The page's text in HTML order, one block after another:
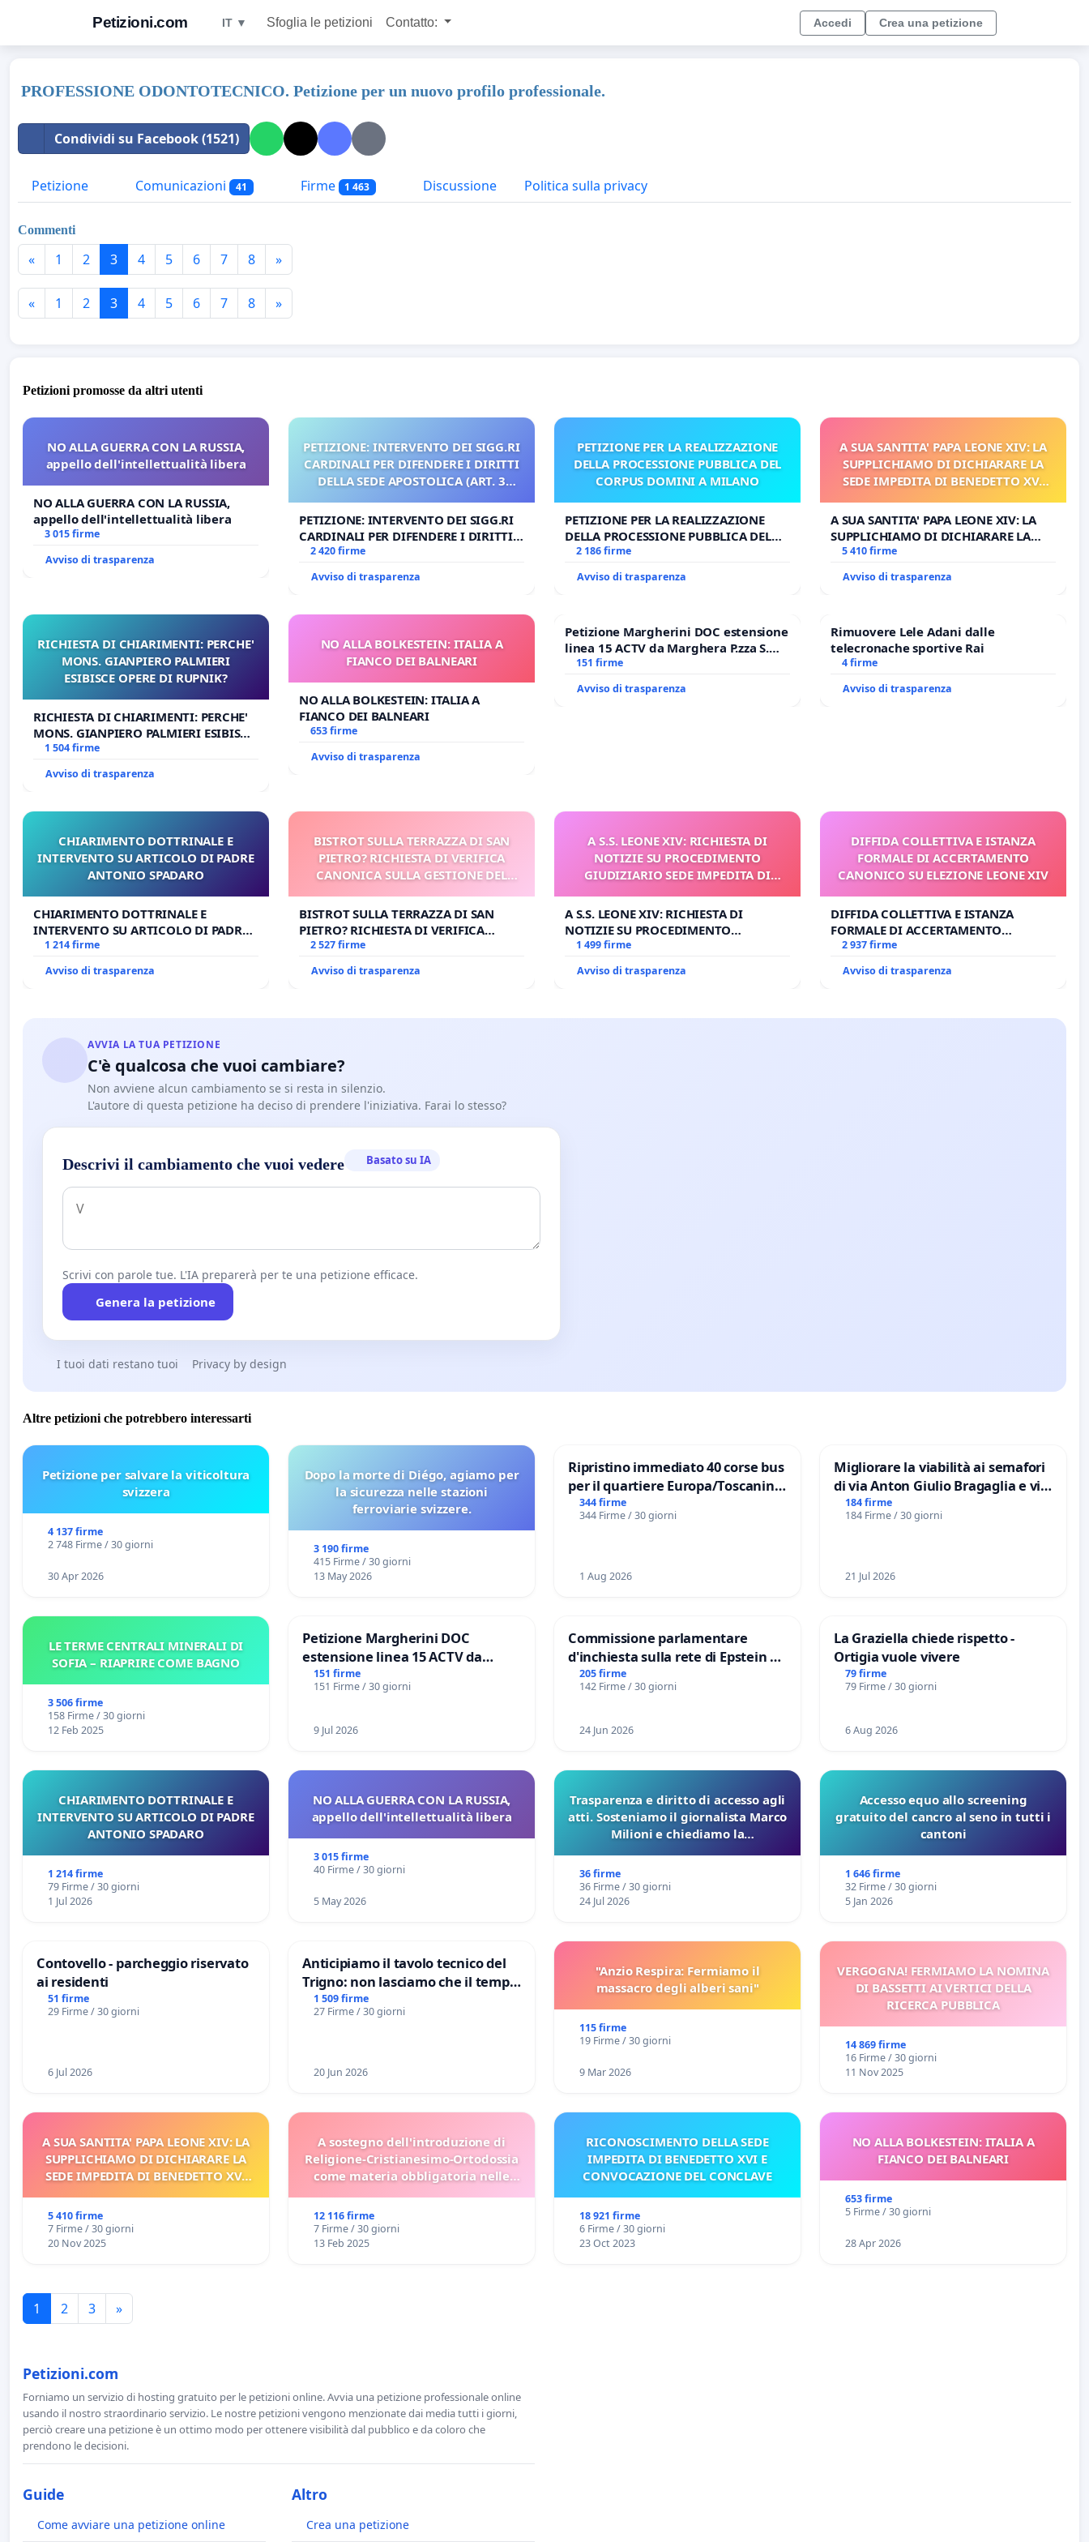
Petizioni.com IT ▼ Sfoglia le petizioni Contatto: Accedi Crea una petizione
PROFESSIONE ODONTOTECNICO. Petizione per un nuovo profilo professionale.
Condividi su Facebook (1521)
Petizione Comunicazioni 41 Firme 1 463 Discussione Politica sulla privacy
Commenti
« 1 2 3 4 5 6 7 8 »
« 1 2 3 4 5 6 7 8 »
Petizioni promosse da altri utenti
NO ALLA GUERRA CON LA RUSSIA,
appello dell'intellettualità libera
NO ALLA GUERRA CON LA RUSSIA,
appello dell'intellettualità libera
3 015 firme
Avviso di trasparenza
PETIZIONE: INTERVENTO DEI SIGG.RI
CARDINALI PER DIFENDERE I DIRITTI
DELLA SEDE APOSTOLICA (ART. 3
PETIZIONE: INTERVENTO DEI SIGG.RI
CARDINALI PER DIFENDERE I DIRITTI
DELLA SEDE APOSTOLICA (ART. 3 UDG)
2 420 firme
Avviso di trasparenza
PETIZIONE PER LA REALIZZAZIONE
DELLA PROCESSIONE PUBBLICA DEL
CORPUS DOMINI A MILANO
PETIZIONE PER LA REALIZZAZIONE
DELLA PROCESSIONE PUBBLICA DEL
CORPUS DOMINI A MILANO
2 186 firme
Avviso di trasparenza
A SUA SANTITA' PAPA LEONE XIV: LA
SUPPLICHIAMO DI DICHIARARE LA
SEDE IMPEDITA DI BENEDETTO XVI
PROCESSO
A SUA SANTITA' PAPA LEONE XIV: LA
SUPPLICHIAMO DI DICHIARARE LA
SEDE IMPEDITA DI BENEDETTO XVI E/O
5 410 firme
Avviso di trasparenza
RICHIESTA DI CHIARIMENTI: PERCHE'
MONS. GIANPIERO PALMIERI
ESIBISCE OPERE DI RUPNIK?
RICHIESTA DI CHIARIMENTI: PERCHE'
MONS. GIANPIERO PALMIERI ESIBISCE
OPERE DI RUPNIK?
1 504 firme
Avviso di trasparenza
NO ALLA BOLKESTEIN: ITALIA A
FIANCO DEI BALNEARI
NO ALLA BOLKESTEIN: ITALIA A
FIANCO DEI BALNEARI
653 firme
Avviso di trasparenza
Petizione Margherini DOC estensione
linea 15 ACTV da Marghera P.zza S.
Antonio all'aeroporto Marco Polo
151 firme
Avviso di trasparenza
Rimuovere Lele Adani dalle
telecronache sportive Rai
4 firme
Avviso di trasparenza
CHIARIMENTO DOTTRINALE E
INTERVENTO SU ARTICOLO DI PADRE
ANTONIO SPADARO
CHIARIMENTO DOTTRINALE E
INTERVENTO SU ARTICOLO DI PADRE
ANTONIO SPADARO
1 214 firme
Avviso di trasparenza
BISTROT SULLA TERRAZZA DI SAN
PIETRO? RICHIESTA DI VERIFICA
CANONICA SULLA GESTIONE DEL
BISTROT SULLA TERRAZZA DI SAN
PIETRO? RICHIESTA DI VERIFICA
CANONICA SULLA GESTIONE DEL
2 527 firme
Avviso di trasparenza
A S.S. LEONE XIV: RICHIESTA DI
NOTIZIE SU PROCEDIMENTO
GIUDIZIARIO SEDE IMPEDITA DI
A S.S. LEONE XIV: RICHIESTA DI
NOTIZIE SU PROCEDIMENTO
GIUDIZIARIO SEDE IMPEDITA DI
1 499 firme
Avviso di trasparenza
DIFFIDA COLLETTIVA E ISTANZA
FORMALE DI ACCERTAMENTO
CANONICO SU ELEZIONE LEONE XIV
DIFFIDA COLLETTIVA E ISTANZA
FORMALE DI ACCERTAMENTO
CANONICO SU ELEZIONE LEONE XIV
2 937 firme
Avviso di trasparenza
AVVIA LA TUA PETIZIONE
C'è qualcosa che vuoi cambiare?
Non avviene alcun cambiamento se si resta in silenzio.
L'autore di questa petizione ha deciso di prendere l'iniziativa. Farai lo stesso?
Descrivi il cambiamento che vuoi vedere Basato su IA
Scrivi con parole tue. L'IA preparerà per te una petizione efficace.
Genera la petizione
I tuoi dati restano tuoi Privacy by design
Altre petizioni che potrebbero interessarti
Petizione per salvare la viticoltura
svizzera
4 137 firme
2 748 Firme / 30 giorni
30 Apr 2026
Dopo la morte di Diégo, agiamo per
la sicurezza nelle stazioni
ferroviarie svizzere.
3 190 firme
415 Firme / 30 giorni
13 May 2026
Ripristino immediato 40 corse bus
per il quartiere Europa/Toscanini
di Aprilia
344 firme
344 Firme / 30 giorni
1 Aug 2026
Migliorare la viabilità ai semafori
di via Anton Giulio Bragaglia e via
Tieri XV MUNICIPIO DI ROMA
184 firme
184 Firme / 30 giorni
21 Jul 2026
LE TERME CENTRALI MINERALI DI
SOFIA – RIAPRIRE COME BAGNO
3 506 firme
158 Firme / 30 giorni
12 Feb 2025
Petizione Margherini DOC
estensione linea 15 ACTV da
Marghera P.zza S. Antonio
all'aeroporto Marco Polo tariffa a
151 firme
151 Firme / 30 giorni
9 Jul 2026
Commissione parlamentare
d'inchiesta sulla rete di Epstein e
del Mossad: verità sugli Epstein
Files
205 firme
142 Firme / 30 giorni
24 Jun 2026
La Graziella chiede rispetto -
Ortigia vuole vivere
79 firme
79 Firme / 30 giorni
6 Aug 2026
CHIARIMENTO DOTTRINALE E
INTERVENTO SU ARTICOLO DI PADRE
ANTONIO SPADARO
1 214 firme
79 Firme / 30 giorni
1 Jul 2026
NO ALLA GUERRA CON LA RUSSIA,
appello dell'intellettualità libera
3 015 firme
40 Firme / 30 giorni
5 May 2026
Trasparenza e diritto di accesso agli
atti. Sosteniamo il giornalista Marco
Milioni e chiediamo la
sulla Pedemontana Veneta
36 firme
36 Firme / 30 giorni
24 Jul 2026
Accesso equo allo screening
gratuito del cancro al seno in tutti i
cantoni
1 646 firme
32 Firme / 30 giorni
5 Jan 2026
Contovello - parcheggio riservato
ai residenti
51 firme
29 Firme / 30 giorni
6 Jul 2026
Anticipiamo il tavolo tecnico del
Trigno: non lasciamo che il tempo
rallenti le ricerche di Domenico
Racanati
1 509 firme
27 Firme / 30 giorni
20 Jun 2026
"Anzio Respira: Fermiamo il
massacro degli alberi sani"
115 firme
19 Firme / 30 giorni
9 Mar 2026
VERGOGNA! FERMIAMO LA NOMINA
DI BASSETTI AI VERTICI DELLA
RICERCA PUBBLICA
14 869 firme
16 Firme / 30 giorni
11 Nov 2025
A SUA SANTITA' PAPA LEONE XIV: LA
SUPPLICHIAMO DI DICHIARARE LA
SEDE IMPEDITA DI BENEDETTO XVI
5 410 firme
7 Firme / 30 giorni
20 Nov 2025
A sostegno dell'introduzione di
Religione-Cristianesimo-Ortodossia
come materia obbligatoria nelle
12 116 firme
7 Firme / 30 giorni
13 Feb 2025
RICONOSCIMENTO DELLA SEDE
IMPEDITA DI BENEDETTO XVI E
CONVOCAZIONE DEL CONCLAVE
18 921 firme
6 Firme / 30 giorni
23 Oct 2023
NO ALLA BOLKESTEIN: ITALIA A
FIANCO DEI BALNEARI
653 firme
5 Firme / 30 giorni
28 Apr 2026
1 2 3 »
Petizioni.com
Forniamo un servizio di hosting gratuito per le petizioni online. Avvia una petizione professionale online
usando il nostro straordinario servizio. Le nostre petizioni vengono menzionate dai media tutti i giorni,
perciò creare una petizione è un ottimo modo per ottenere visibilità dal pubblico e da coloro che
prendono le decisioni.
Guide
Come avviare una petizione online
Altro
Crea una petizione